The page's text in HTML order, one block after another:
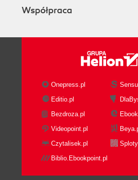
Współpraca
Onepress.pl
Editio.pl
Bezdroza.pl
Videopoint.pl
Czytalisek.pl
Sploty
Biblio.Ebookpoint.pl